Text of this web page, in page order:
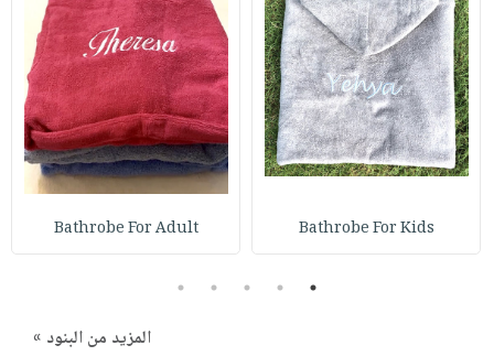
Bathrobe For Kids
Bathrobe For Adult
1
2
3
4
5
المزيد من البنود »